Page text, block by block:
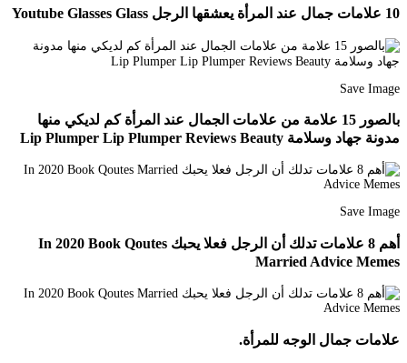
10 علامات جمال عند المرأة يعشقها الرجل Youtube Glasses Glass
Save Image
بالصور 15 علامة من علامات الجمال عند المرأة كم لديكي منها
مدونة جهاد وسلامة Lip Plumper Lip Plumper Reviews Beauty
Save Image
أهم 8 علامات تدلك أن الرجل فعلا يحبك In 2020 Book Qoutes
Married Advice Memes
علامات جمال الوجه للمرأة.